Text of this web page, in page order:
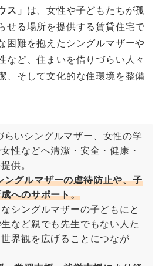
ス」 は、女性や子どもたちが孤
せる場所を提供する賃貸住宅で
困難を抱えたシングルマザーや
など、住まいを借りづらい人々
、そして文化的な住環境を整備
らいシングルマザー、女性の学
性などへ清潔・安全・健康・
供。
ングルマザーの虐待防止や、子
へのサポート。
シングルマザーの子どもにと
など親でも先生でもない人た
界観を広げることにつなが